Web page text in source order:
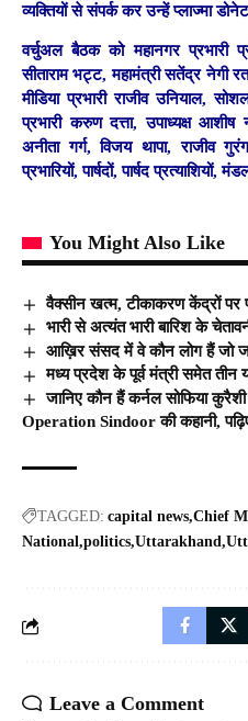
व्यक्तियों से संपर्क कर उन्हें प्लाज्मा
वर्चुअल बैठक को महानगर प्रभारी
सीताराम भट्ट, महामंत्री सतेंद्र नेगी
मीडिया प्रभारी राजीव उनियाल,
प्रभारी करुण दत्ता, उपाध्यक्ष
अनीता गर्ग, विजय थापा, राजीव
प्रभारियों, पार्षदों, पार्षद प्रत्याशियों,
You Might Also Like
वैक्सीन खत्म, टीकाकरण केंद्रों पर
भारी से अत्यंत भारी बारिश के
आख़िर संसद में वे कौन लोग हैं जो
मध्य प्रदेश के पूर्व मंत्री समेत तीन
जानिए कौन हैं कर्नल सोफिया
Operation Sindoor की कहानी,
TAGGED: capital news Chief
National politics Uttarakhand
Leave a Comment